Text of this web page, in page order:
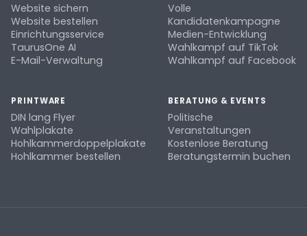
Website sichern
Website bestellen
Einrichtungsservice
TaurusOne AI
E-Mail-Verwaltung
Volle
Kandidatenkampagne
Medien-Entwicklung
Wahlkampf auf TikTok
Wahlkampf auf Facebook
PRINTWARE
DIN lang Flyer
Wahlplakate
Hohlkammerdoppelplakate
Hohlkammer bestellen
BERATUNG & EVENTS
Politische
Veranstaltungen
Kostenlose Beratung
Beratungstermin buchen